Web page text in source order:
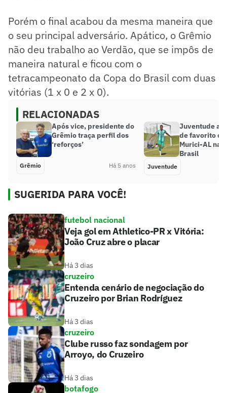
Porém o final acabou da mesma maneira que
o seu principal adversário. Apático, o Grêmio
não deu trabalho ao Verdão, que se impôs de
maneira natural e ficou com o
tetracampeonato da Copa do Brasil com duas
vitórias (1 x 0 e 2 x 0).
RELACIONADAS
Após vice, presidente do
Grêmio traça perfil dos
‘reforços’
Grêmio Há 5 anos
Juventude
de favorito
Murici-AL na
Brasil
Juventude
SUGERIDA PARA VOCÊ!
futebol nacional
Veja gol em Athletico-PR x Vitória:
João Cruz abre o placar
Há 3 dias
cruzeiro
Entenda cenário de negociação do
Cruzeiro por Brian Rodríguez
Há 3 dias
cruzeiro
Clube russo faz sondagem por
Arroyo, do Cruzeiro
Há 3 dias
botafogo